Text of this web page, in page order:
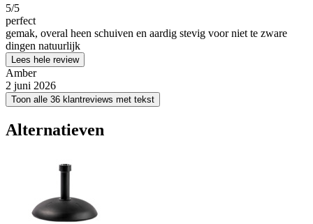
5/5
perfect
gemak, overal heen schuiven en aardig stevig voor niet te zware
dingen natuurlijk
Lees hele review
Amber
2 juni 2026
Toon alle 36 klantreviews met tekst
Alternatieven